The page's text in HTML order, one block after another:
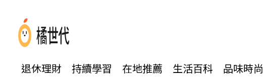
退休理財 持續學習 在地推薦 生活百科 品味時尚